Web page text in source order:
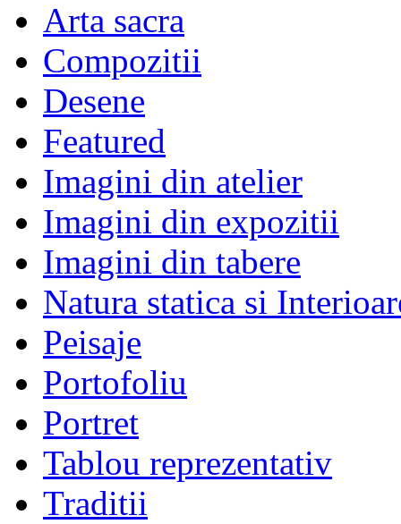
Arta sacra
Compozitii
Desene
Featured
Imagini din atelier
Imagini din expozitii
Imagini din tabere
Natura statica si
Peisaje
Portofoliu
Portret
Tablou reprezentativ
Traditii